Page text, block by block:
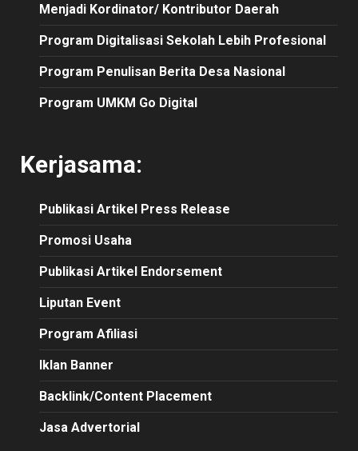
Menjadi Kordinator/ Kontributor Daerah
Program Digitalisasi Sekolah Lebih Profesional
Program Penulisan Berita Desa Nasional
Program UMKM Go Digital
Kerjasama:
Publikasi Artikel Press Release
Promosi Usaha
Publikasi Artikel Endorsement
Liputan Event
Program Afiliasi
Iklan Banner
Backlink/Content Placement
Jasa Advertorial